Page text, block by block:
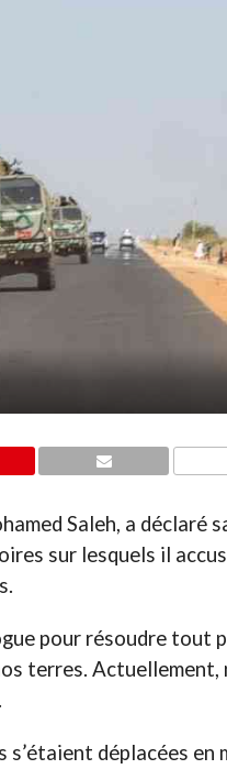
Saleh, a déclaré
sur lesquels il
pour résoudre tout
terres. Actuellement,
déplacées en